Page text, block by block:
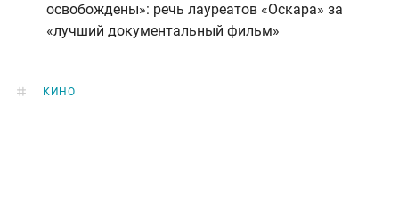
освобождены»: речь лауреатов «Оскара» за
«лучший документальный фильм»
КИНО